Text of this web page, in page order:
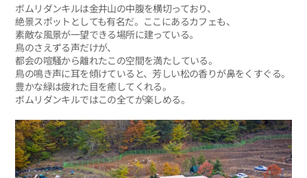
ボムリダンキルは金井山の中腹を横切っており、
絶景スポットとしても有名だ。ここにあるカフェも、
素敵な風景が一望できる場所に建っている。
鳥のさえずる声だけが、
都会の喧騒から離れたこの空間を満たしている。
鳥の鳴き声に耳を傾けていると、芳しい松の香りが鼻をくすぐる。
豊かな緑は疲れた目を癒してくれる。
ボムリダンキルではこの全てが楽しめる。